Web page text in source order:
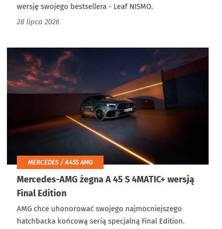
wersję swojego bestsellera - Leaf NISMO.
28 lipca 2026
MERCEDES / A45S AMG
Mercedes-AMG żegna A 45 S 4MATIC+ wersją
Final Edition
AMG chce uhonorować swojego najmocniejszego
hatchbacka końcową serią specjalną Final Edition.